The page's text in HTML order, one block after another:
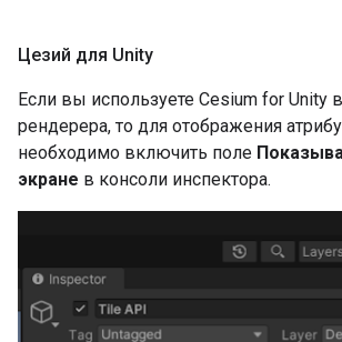
Цезий для Unity
Если вы используете Cesium for Unity
рендерера, то для отображения
необходимо включить поле
экране в консоли инспектора.